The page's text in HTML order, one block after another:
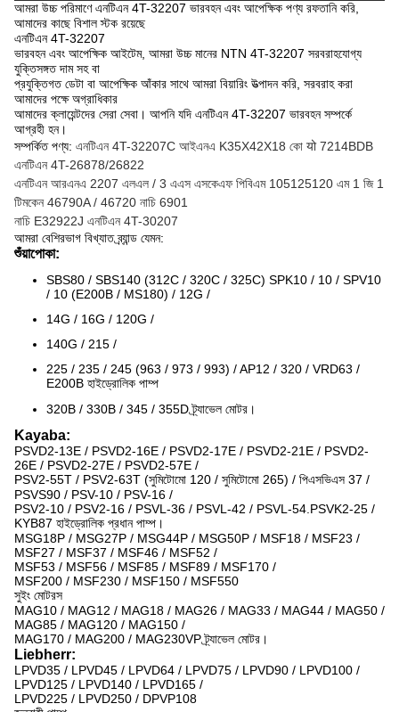
আমরা উচ্চ পরিমাণে এনটিএন 4T-32207 ভারবহন এবং আপেক্ষিক পণ্য রফতানি করি,
আমাদের কাছে বিশাল স্টক রয়েছে
এনটিএন 4T-32207
ভারবহন এবং আপেক্ষিক আইটেম, আমরা উচ্চ মানের NTN 4T-32207 সরবরাহযোগ্য
যুক্তিসঙ্গত দাম সহ বা
প্রযুক্তিগত ডেটা বা আপেক্ষিক আঁকার সাথে আমরা বিয়ারিং উত্পাদন করি, সরবরাহ করা
আমাদের পক্ষে অগ্রাধিকার
আমাদের ক্লায়েন্টদের সেরা সেবা। আপনি যদি এনটিএন 4T-32207 ভারবহন সম্পর্কে
আগ্রহী হন।
সম্পর্কিত পণ্য: এনটিএন 4T-32207C আইএনএ K35X42X18 কো यो 7214BDB
এনটিএন 4T-26878/26822
এনটিএন আরএনএ 2207 এলএল / 3 এএস এসকেএফ পিবিএম 105125120 এম 1 জি 1
টিমকেন 46790A / 46720 নাচি 6901
নাচি E32922J এনটিএন 4T-30207
আমরা বেশিরভাগ বিখ্যাত ব্র্যান্ড যেমন:
শুঁয়াপোকা:
SBS80 / SBS140 (312C / 320C / 325C) SPK10 / 10 / SPV10
/ 10 (E200B / MS180) / 12G /
14G / 16G / 120G /
140G / 215 /
225 / 235 / 245 (963 / 973 / 993) / AP12 / 320 / VRD63 /
E200B হাইড্রোলিক পাম্প
320B / 330B / 345 / 355D ট্র্যাভেল মোটর।
Kayaba:
PSVD2-13E / PSVD2-16E / PSVD2-17E / PSVD2-21E / PSVD2-
26E / PSVD2-27E / PSVD2-57E /
PSV2-55T / PSV2-63T (সুমিটোমো 120 / সুমিটোমো 265) / পিএসভিএস 37 /
PSVS90 / PSV-10 / PSV-16 /
PSV2-10 / PSV2-16 / PSVL-36 / PSVL-42 / PSVL-54.PSVK2-25 /
KYB87 হাইড্রোলিক প্রধান পাম্প।
MSG18P / MSG27P / MSG44P / MSG50P / MSF18 / MSF23 /
MSF27 / MSF37 / MSF46 / MSF52 /
MSF53 / MSF56 / MSF85 / MSF89 / MSF170 /
MSF200 / MSF230 / MSF150 / MSF550
সুইং মোটরস
MAG10 / MAG12 / MAG18 / MAG26 / MAG33 / MAG44 / MAG50 /
MAG85 / MAG120 / MAG150 /
MAG170 / MAG200 / MAG230VP ট্র্যাভেল মোটর।
Liebherr:
LPVD35 / LPVD45 / LPVD64 / LPVD75 / LPVD90 / LPVD100 /
LPVD125 / LPVD140 / LPVD165 /
LPVD225 / LPVD250 / DPVP108